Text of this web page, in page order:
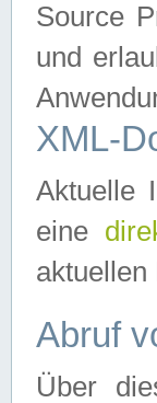
Source
und
XML-
Aktuelle
eine
aktuellen
Abruf
Über